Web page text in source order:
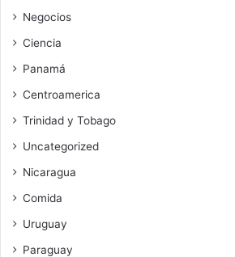
Negocios
Ciencia
Panamá
Centroamerica
Trinidad y Tobago
Uncategorized
Nicaragua
Comida
Uruguay
Paraguay